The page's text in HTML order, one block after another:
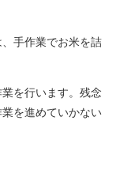
手作業でお米を詰
を行います。残念
を進めていかない